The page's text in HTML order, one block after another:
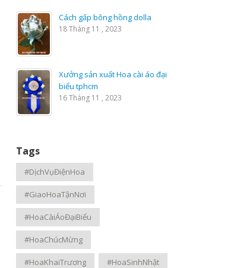
Cách gấp bông hồng dolla
18 Tháng 11 , 2023
Xưởng sản xuất Hoa cài áo đại
biểu tphcm
16 Tháng 11 , 2023
Tags
#DịchVụĐiệnHoa
#GiaoHoaTậnNơi
#HoaCàiÁoĐạiBiểu
#HoaChúcMừng
#HoaKhaiTrương #HoaSinhNhật